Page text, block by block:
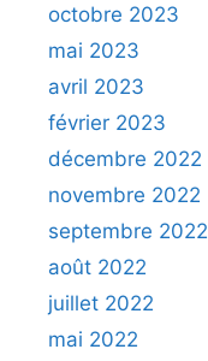
octobre 2023
mai 2023
avril 2023
février 2023
décembre 2022
novembre 2022
septembre 2022
août 2022
juillet 2022
mai 2022